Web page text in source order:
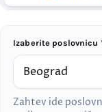
Izaberite poslovnicu
Zahtev ide